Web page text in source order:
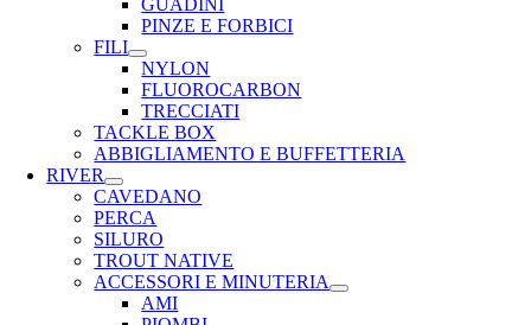
GUADINI
PINZE E FORBICI
FILI
NYLON
FLUOROCARBON
TRECCIATI
TACKLE BOX
ABBIGLIAMENTO E BUFFETTERIA
RIVER
CAVEDANO
PERCA
SILURO
TROUT NATIVE
ACCESSORI E MINUTERIA
AMI